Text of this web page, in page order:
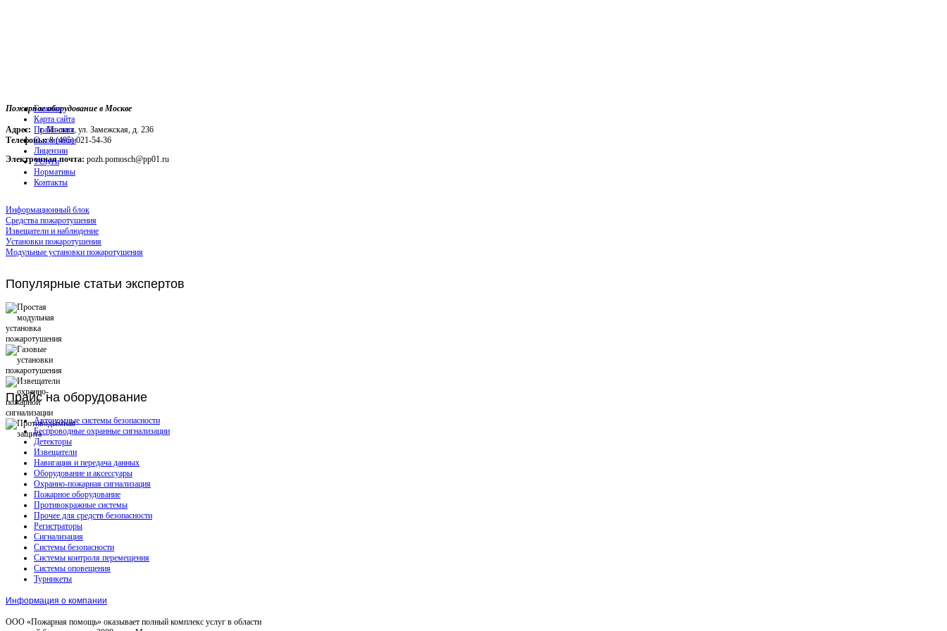
Пожарное оборудование в Москве
Адрес: г. Москва, ул. Замежская, д. 236
Телефоны:8 (495) 021-54-36
Электронная почта: pozh.pomosch@pp01.ru
Главная
Карта сайта
Прайс-лист
О компании
Лицензии
Услуги
Нормативы
Контакты
Информационный блок
Средства пожаротушения
Извещатели и наблюдение
Установки пожаротушения
Модульные установки пожаротушения
Популярные статьи экспертов
Прайсна оборудование
Автономные системы безопасности
Беспроводные охранные сигнализации
Детекторы
Извещатели
Навигация и передача данных
Оборудование и аксессуары
Охранно-пожарная сигнализация
Пожарное оборудование
Противокражные системы
Прочее для средств безопасности
Регистраторы
Сигнализация
Системы безопасности
Системы контроля перемещения
Системы оповещения
Турникеты
Информация о компании
ООО «Пожарная помощь» оказывает полный комплекс услуг в области